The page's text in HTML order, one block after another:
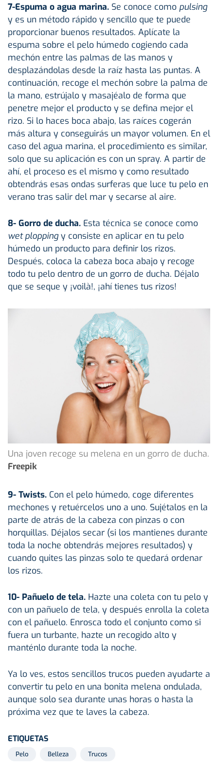
7-Espuma o agua marina. Se conoce como pulsing
y es un método rápido y sencillo que te puede
proporcionar buenos resultados. Aplícate la
espuma sobre el pelo húmedo cogiendo cada
mechón entre las palmas de las manos y
desplazándolas desde la raíz hasta las puntas. A
continuación, recoge el mechón sobre la palma de
la mano, estrújalo y masajéalo de forma que
penetre mejor el producto y se defina mejor el
rizo. Si lo haces boca abajo, las raíces cogerán
más altura y conseguirás un mayor volumen. En el
caso del agua marina, el procedimiento es similar,
solo que su aplicación es con un spray. A partir de
ahí, el proceso es el mismo y como resultado
obtendrás esas ondas surferas que luce tu pelo en
verano tras salir del mar y secarse al aire.
8- Gorro de ducha. Esta técnica se conoce como
wet ploppingy consiste en aplicar en tu pelo
húmedo un producto para definir los rizos.
Después, coloca la cabeza boca abajo y recoge
todo tu pelo dentro de un gorro de ducha. Déjalo
que se seque y ¡voilà!, ¡ahí tienes tus rizos!
Una joven recoge su melena en un gorro de ducha.
Freepik
9- Twists. Con el pelo húmedo, coge diferentes
mechones y retuércelos uno a uno. Sujétalos en la
parte de atrás de la cabeza con pinzas o con
horquillas. Déjalos secar (si los mantienes durante
toda la noche obtendrás mejores resultados) y
cuando quites las pinzas solo te quedará ordenar
los rizos.
10- Pañuelo de tela. Hazte una coleta con tu pelo y
con un pañuelo de tela, y después enrolla la coleta
con el pañuelo. Enrosca todo el conjunto como si
fuera un turbante, hazte un recogido alto y
manténlo durante toda la noche.
Ya lo ves, estos sencillos trucos pueden ayudarte a
convertir tu pelo en una bonita melena ondulada,
aunque solo sea durante unas horas o hasta la
próxima vez que te laves la cabeza.
ETIQUETAS
Pelo Belleza Trucos